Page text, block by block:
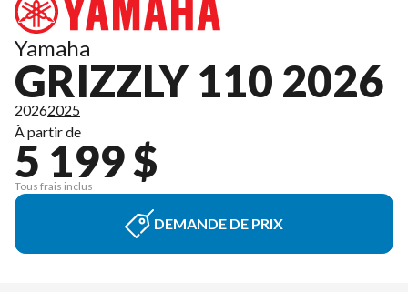
Yamaha
GRIZZLY 110 2026
20262025
À partir de
5 199 $
Tous frais inclus
DEMANDE DE PRIX